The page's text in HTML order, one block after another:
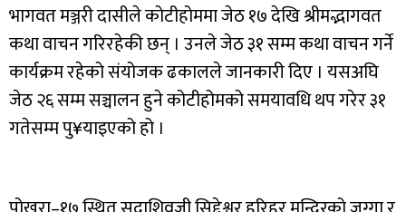
भागवत मञ्जरी दासीले कोटीहोममा जेठ १७ देखि श्रीमद्भागवत
कथा वाचन गरिरहेकी छन् । उनले जेठ ३१ सम्म कथा वाचन गर्ने
कार्यक्रम रहेको संयोजक ढकालले जानकारी दिए । यसअघि
जेठ २६ सम्म सञ्चालन हुने कोटीहोमको समयावधि थप गरेर ३१
गतेसम्म पु¥याइएको हो ।